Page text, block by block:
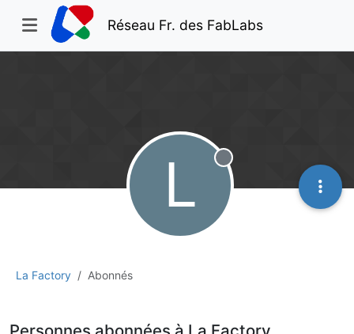
Réseau Fr. des FabLabs
La Factory Abonnés
L Hors-ligne